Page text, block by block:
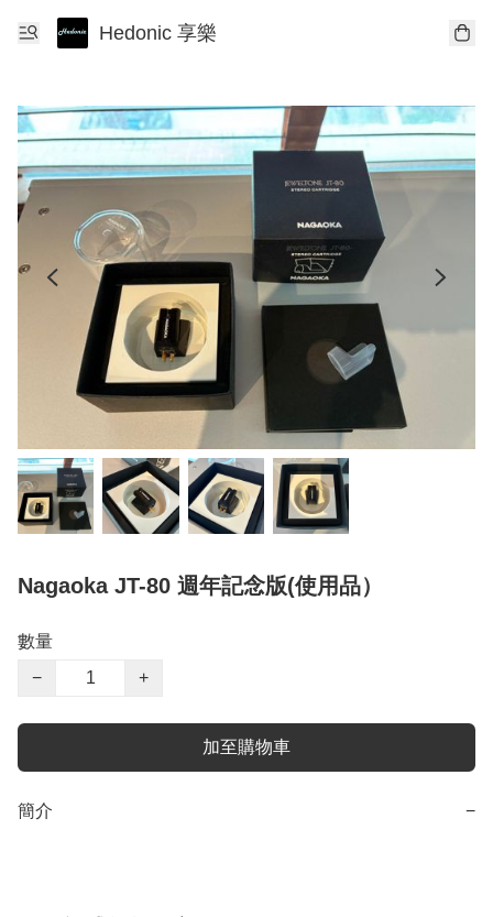
Hedonic 享樂
Nagaoka JT-80 週年記念版(使用品）
數量
−
+
加至購物車
簡介 −